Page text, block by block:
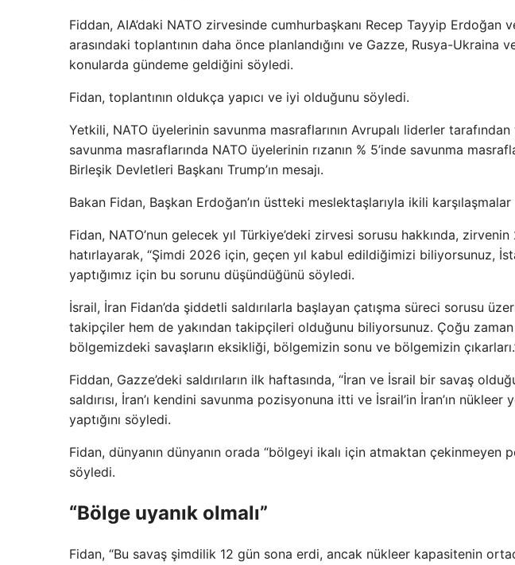
Fiddan, AIA’daki NATO zirvesinde cumhurbaşkanı Recep Tayyip Erdoğan
arasındaki toplantının daha önce planlandığını ve Gazze, Rusya-Ukraina
konularda gündeme geldiğini söyledi.
Fidan, toplantının oldukça yapıcı ve iyi olduğunu söyledi.
Yetkili, NATO üyelerinin savunma masraflarının Avrupalı ​​liderler
savunma masraflarında NATO üyelerinin rızanın % 5’inde savunma
Birleşik Devletleri Başkanı Trump’ın mesajı.
Bakan Fidan, Başkan Erdoğan’ın üstteki meslektaşlarıyla ikili
Fidan, NATO’nun gelecek yıl Türkiye’deki zirvesi sorusu hakkında, zirvenin
hatırlayarak, “Şimdi 2026 için, geçen yıl kabul edildiğimizi biliyorsunuz,
yaptığımız için bu sorunu düşündüğünü söyledi.
İsrail, İran Fidan’da şiddetli saldırılarla başlayan çatışma süreci sorusu
takipçiler hem de yakından takipçileri olduğunu biliyorsunuz. Çoğu
bölgemizdeki savaşların eksikliği, bölgemizin sonu ve bölgemizin
Fiddan, Gazze’deki saldırıların ilk haftasında, “İran ve İsrail bir savaş
saldırısı, İran’ı kendini savunma pozisyonuna itti ve İsrail’in İran’ın
yaptığını söyledi.
Fidan, dünyanın dünyanın orada “bölgeyi ikalı için atmaktan
söyledi.
“Bölge uyanık olmalı”
Fidan, “Bu savaş şimdilik 12 gün sona erdi, ancak nükleer kapasitenin